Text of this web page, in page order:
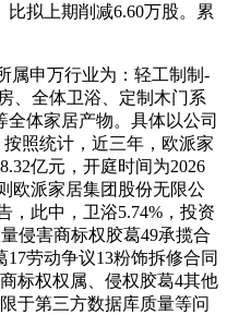
拟上期削减6.60万股。累
申万行业为：轻工制制-
、全体卫浴、定制木门系
体家居产物。具体以公司
照统计，近三年，欧派家
亿元，开庭时间为2026
欧派家居集团股份无限公
，此中，卫浴5.74%，投资
侵害商标权胶葛49承揽合
劳动争议13粉饰拆修合同
标权权属、侵权胶葛4其他
于第三方数据库质量等问